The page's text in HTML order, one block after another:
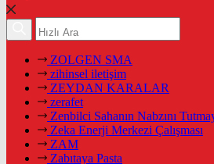
ZOLGEN SMA
zihinsel iletişim
ZEYDAN KARALAR
zerafet
Zenbilci Sahanın Nabzını
Zeka Enerji Merkezi Çalışması
ZAM
Zabıtaya Pasta